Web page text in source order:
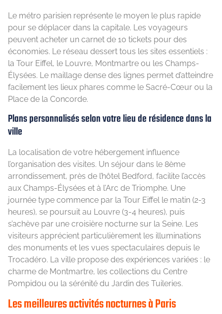
Le métro parisien représente le moyen le plus rapide
pour se déplacer dans la capitale. Les voyageurs
peuvent acheter un carnet de 10 tickets pour des
économies. Le réseau dessert tous les sites essentiels :
la Tour Eiffel, le Louvre, Montmartre ou les Champs-
Élysées. Le maillage dense des lignes permet d’atteindre
facilement les lieux phares comme le Sacré-Cœur ou la
Place de la Concorde.
Plans personnalisés selon votre lieu de résidence dans la
ville
La localisation de votre hébergement influence
l’organisation des visites. Un séjour dans le 8ème
arrondissement, près de l’hôtel Bedford, facilite l’accès
aux Champs-Élysées et à l’Arc de Triomphe. Une
journée type commence par la Tour Eiffel le matin (2-3
heures), se poursuit au Louvre (3-4 heures), puis
s’achève par une croisière nocturne sur la Seine. Les
visiteurs apprécient particulièrement les illuminations
des monuments et les vues spectaculaires depuis le
Trocadéro. La ville propose des expériences variées : le
charme de Montmartre, les collections du Centre
Pompidou ou la sérénité du Jardin des Tuileries.
Les meilleures activités nocturnes à Paris